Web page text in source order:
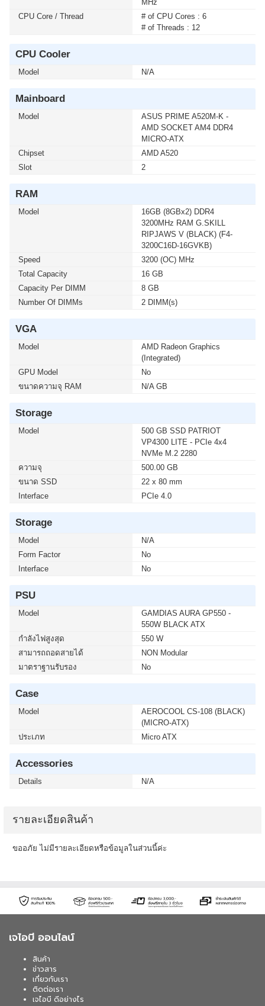
HOME (ENG / 64 BIT / FPP / USB / HAJ-00090) (1 เซ็ต
ต่อ 1 อัน) สนใจโปรโมชั่นนี้ ติดต่อ 02-017-4444
บาท เหลือเพียง 5,240 บาท UPS SYNDOME (ECO II-
2200-LCD) 2000VA/1200WATT(1 เซ็ต ต่อ 1 อัน) สนใจ
เมื่อซื้อพร้อมคอมเซ็ต ลดทันที 740 บาท จากปกติ 6,990
บาท เหลือเพียง 6,250 บาท UPS SYNDOME (ATOM-
2000) 2000VA/1200WATT (1 เซ็ต ต่อ 1 อัน) สนใจโปรโม
เมื่อซื้อพร้อมคอมเซ็ต ลดทันที 430 บาท จากปกติ 2,590
บาท เหลือเพียง 2,160 บาท UPS SYNDOME (ATOM-
1000-LED) 1000VA/630WATT (1 เซ็ต ต่อ 1 อัน) สนใจโปร
โมชั่นนี้ ติดต่อ 02-017-4444
เมื่อซื้อพร้อมคอมเซ็ต ลดทันที 600 บาท จากปกติ 4,890
MHz
CPU Core / Thread
# of CPU Cores : 6
# of Threads : 12
CPU Cooler
Model N/A
Mainboard
Model
ASUS PRIME A520M-K -
AMD SOCKET AM4 DDR4
MICRO-ATX
Chipset
AMD A520
Slot
2
RAM
Model
16GB (8GBx2) DDR4
3200MHz RAM G.SKILL
RIPJAWS V (BLACK) (F4-
3200C16D-16GVKB)
Speed
3200 (OC) MHz
Total Capacity
16 GB
Capacity Per DIMM
8 GB
Number Of DIMMs
2 DIMM(s)
VGA
Model
AMD Radeon Graphics
(Integrated)
GPU Model
No
ขนาดความจุ RAM
N/A GB
Storage
Model
500 GB SSD PATRIOT
VP4300 LITE - PCIe 4x4
NVMe M.2 2280
ความจุ
500.00 GB
ขนาด SSD
22 x 80 mm
Interface
PCIe 4.0
Storage
Model
N/A
Form Factor
No
Interface
No
PSU
Model
GAMDIAS AURA GP550 -
550W BLACK ATX
กำลังไฟสูงสุด
550 W
สามารถถอดสายได้
NON Modular
มาตราฐานรับรอง
No
Case
Model
AEROCOOL CS-108 (BLACK)
(MICRO-ATX)
ประเภท
Micro ATX
Accessories
Details N/A
รายละเอียดสินค้า
ขออภัย ไม่มีรายละเอียดหรือข้อมูลในส่วนนี้ค่ะ
เจไอบี ออนไลน์
สินค้า
ข่าวสาร
เกี่ยวกับเรา
ติดต่อเรา
เจไอบี ดีอย่างไร